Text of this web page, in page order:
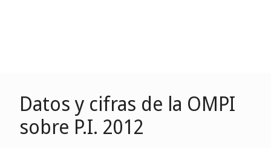
Datos y cifras de la OMPI
sobre P.I. 2012